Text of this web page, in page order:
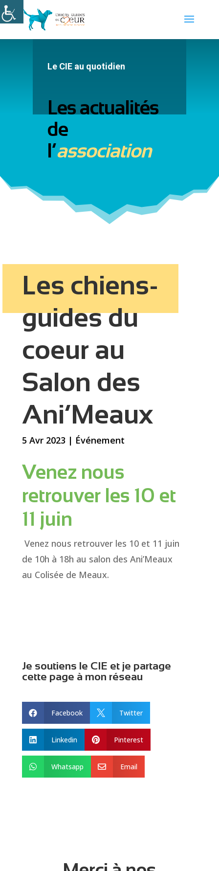
Le CIE au quotidien
Les actualités
de
l’association
Les chiens-
guides du
coeur au
Salon des
Ani’Meaux
5 Avr 2023 | Événement
Venez nous
retrouver les 10 et
11 juin
Venez nous retrouver les 10 et 11 juin
de 10h à 18h au salon des Ani’Meaux
au Colisée de Meaux.
Je soutiens le CIE et je partage
cette page à mon réseau
 Facebook  Twitter
 Linkedin  Pinterest
 Whatsapp  Email